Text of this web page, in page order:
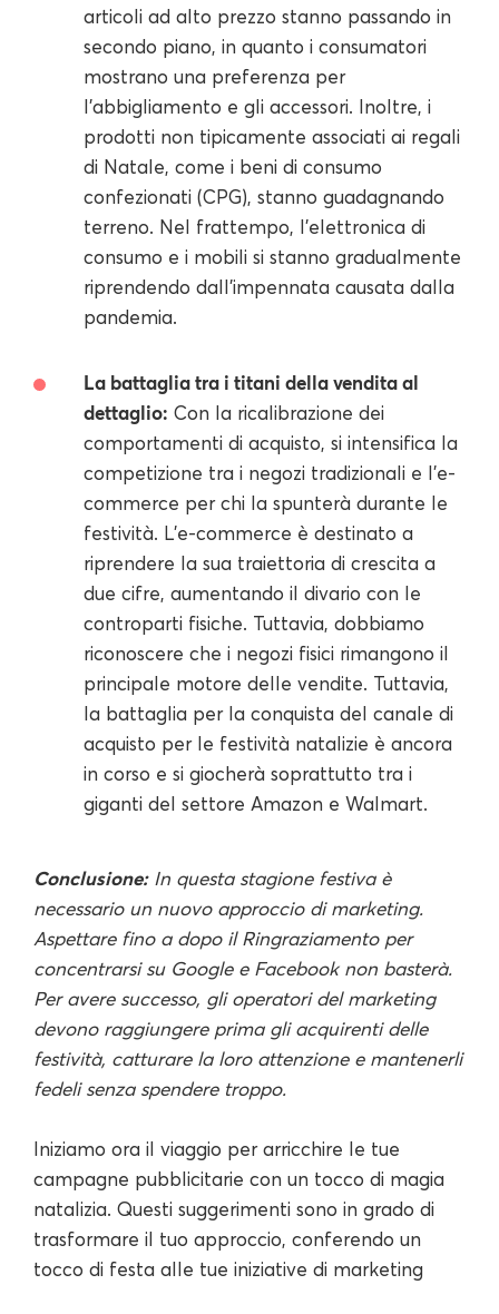
articoli ad alto prezzo stanno passando in
secondo piano, in quanto i consumatori
mostrano una preferenza per
l'abbigliamento e gli accessori. Inoltre, i
prodotti non tipicamente associati ai regali
di Natale, come i beni di consumo
confezionati (CPG), stanno guadagnando
terreno. Nel frattempo, l'elettronica di
consumo e i mobili si stanno gradualmente
riprendendo dall'impennata causata dalla
pandemia.
La battaglia tra i titani della vendita al
dettaglio: Con la ricalibrazione dei
comportamenti di acquisto, si intensifica la
competizione tra i negozi tradizionali e l'e-
commerce per chi la spunterà durante le
festività. L'e-commerce è destinato a
riprendere la sua traiettoria di crescita a
due cifre, aumentando il divario con le
controparti fisiche. Tuttavia, dobbiamo
riconoscere che i negozi fisici rimangono il
principale motore delle vendite. Tuttavia,
la battaglia per la conquista del canale di
acquisto per le festività natalizie è ancora
in corso e si giocherà soprattutto tra i
giganti del settore Amazon e Walmart.
Conclusione:In questa stagione festiva è
necessario un nuovo approccio di marketing.
Aspettare fino a dopo il Ringraziamento per
concentrarsi su Google e Facebook non basterà.
Per avere successo, gli operatori del marketing
devono raggiungere prima gli acquirenti delle
festività, catturare la loro attenzione e mantenerli
fedeli senza spendere troppo.
Iniziamo ora il viaggio per arricchire le tue
campagne pubblicitarie con un tocco di magia
natalizia. Questi suggerimenti sono in grado di
trasformare il tuo approccio, conferendo un
tocco di festa alle tue iniziative di marketing